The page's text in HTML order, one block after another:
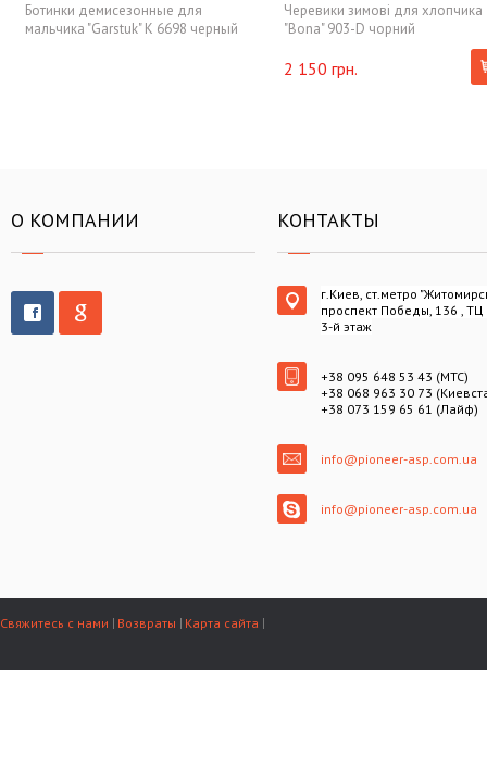
Ботинки демисезонные для
мальчика "Garstuk" K 6698 черный
Черевики зимові для хлопчика
"Bona" 903-D чорний
2 150 грн.
О КОМПАНИИ КОНТАКТЫ
г.Киев, ст.метро
проспект Победы, 136 , ТЦ
3-й этаж
+38 095 648 53 43 (МТС)
+38 068 963 30 73
+38 073 159 65 61 (Лайф)
info@pioneer-asp.com.ua
info@pioneer-asp.com.ua
Свяжитесь с нами Возвраты Карта сайта